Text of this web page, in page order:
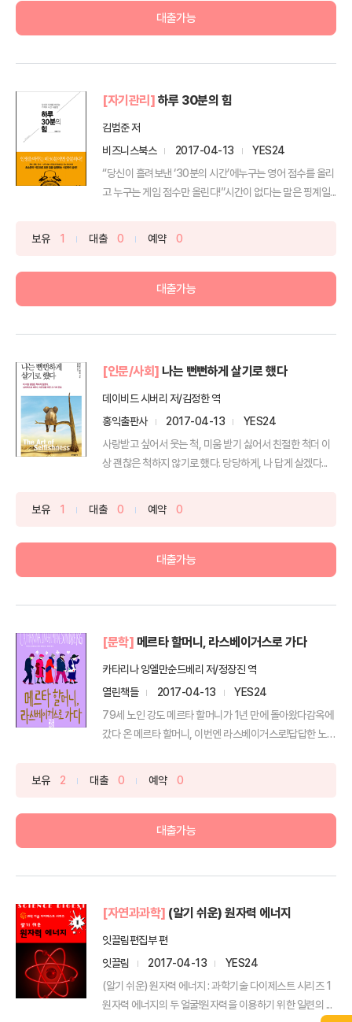
대출가능
[자기관리] 하루 30분의 힘
김범준 저
비즈니스북스
2017-04-13
YES24
“당신이 흘려보낸 ‘30분의 시간’에누구는 영어 점수를 올리
고 누구는 게임 점수만 올린다!”시간이 없다는 말은 핑계일...
보유 1 대출 0 예약 0
대출가능
[인문/사회] 나는 뻔뻔하게 살기로 했다
데이비드 시버리 저/김정한 역
홍익출판사
2017-04-13
YES24
사랑받고 싶어서 웃는 척, 미움 받기 싫어서 친절한 척더 이
상 괜찮은 척하지 않기로 했다. 당당하게, 나 답게 살겠다...
보유 1 대출 0 예약 0
대출가능
[문학] 메르타 할머니, 라스베이거스로 가다
카타리나 잉엘만순드베리 저/정장진 역
열린책들
2017-04-13
YES24
79세 노인 강도 메르타 할머니가 1년 만에 돌아왔다감옥에
갔다 온 메르타 할머니, 이번엔 라스베이거스로!답답한 노
보유 2 대출 0 예약 0
대출가능
[자연과과학] (알기 쉬운) 원자력 에너지
잇끌림편집부 편
잇끌림
2017-04-13
YES24
(알기 쉬운) 원자력 에너지 : 과학기술 다이제스트 시리즈 1
원자력 에너지의 두 얼굴!원자력을 이용하기 위한 일련의 ...